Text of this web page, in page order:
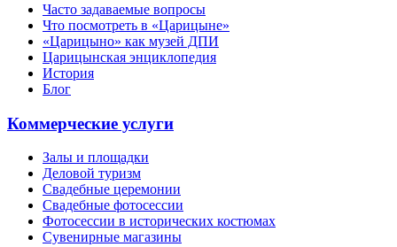
Часто задаваемые вопросы
Что посмотреть в «Царицыне»
«Царицыно» как музей ДПИ
Царицынская энциклопедия
История
Блог
Коммерческие услуги
Залы и площадки
Деловой туризм
Свадебные церемонии
Свадебные фотосессии
Фотосессии в исторических костюмах
Сувенирные магазины